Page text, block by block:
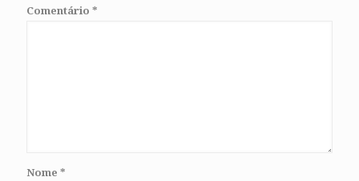
Comentário *
Nome *